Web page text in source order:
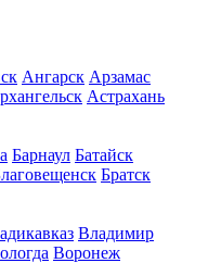
Ангарск Арзамас
Астрахань
Барнаул Батайск
Братск
Владимир
Воронеж